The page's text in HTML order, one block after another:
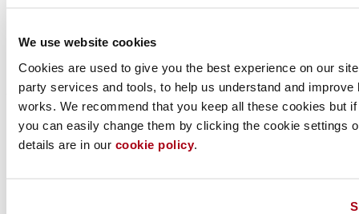
We use website cookies
Cookies are used to give you the best experience on our
party services and tools, to help us understand and improve
works. We recommend that you keep all these cookies but
you can easily change them by clicking the cookie settings
details are in our cookie policy.
場合、ポジションによっては選考過程で英文レジュメの提出をお願
待遇・福利厚生
・経験に基づく業界水準に見合った給与
・勤務時間 ：フレキシブルな勤務時間
・年次有給休暇：年間20日（初年度は入社月により日数が異なる）